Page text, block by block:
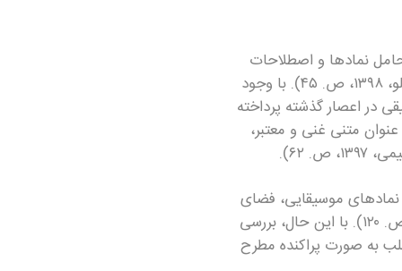
نمادها و اصطلاحات
متعددی است که در انتقال مفاهیم عرفانی، اجتماعی، سیاسی و هنری نقش اساسی دارند (شاملو، ۱۳۹۸، ص. ۴۵). با وجود
در اعصار گذشته پرداخته
فارسی به عنوان متنی غنی و معتبر،
۶۲).
موسیقایی، فضای
فرهنگی و اجتماعی زمان خود را به گونه‌ای چندلایه در اشعارشان بازتاب داده‌اند (نجفی، ۱۳۹۵، ص. ۱۲۰). با این حال، بررسی
به صورت پراکنده مطرح